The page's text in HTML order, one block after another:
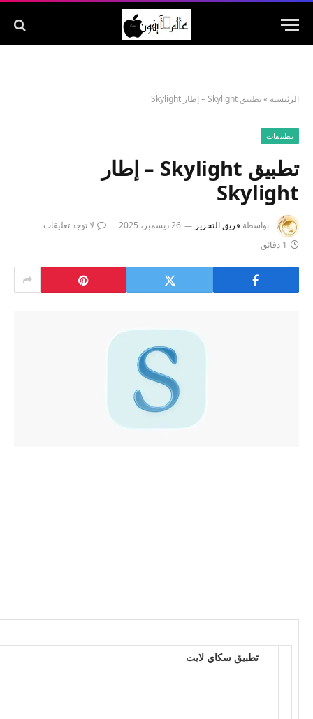
الرئيسية »تطبيق Skylight – إطار Skylight
تطبيقات
تطبيق Skylight – إطار
Skylight
بواسطة فريق التحرير 26 ديسمبر، 2025
لا توجد تعليقات
1 دقائق
تطبيق سكاي لايت